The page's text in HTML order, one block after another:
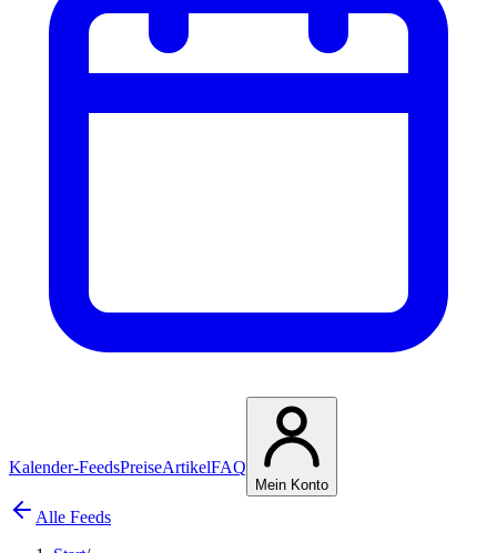
Kalender-FeedsPreiseArtikelFAQ
Mein Konto
Alle Feeds